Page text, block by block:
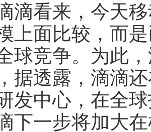
看来，今天移
上面比较，而
球竞争。为此
据透露，滴滴
发中心，在全
下一步将加大